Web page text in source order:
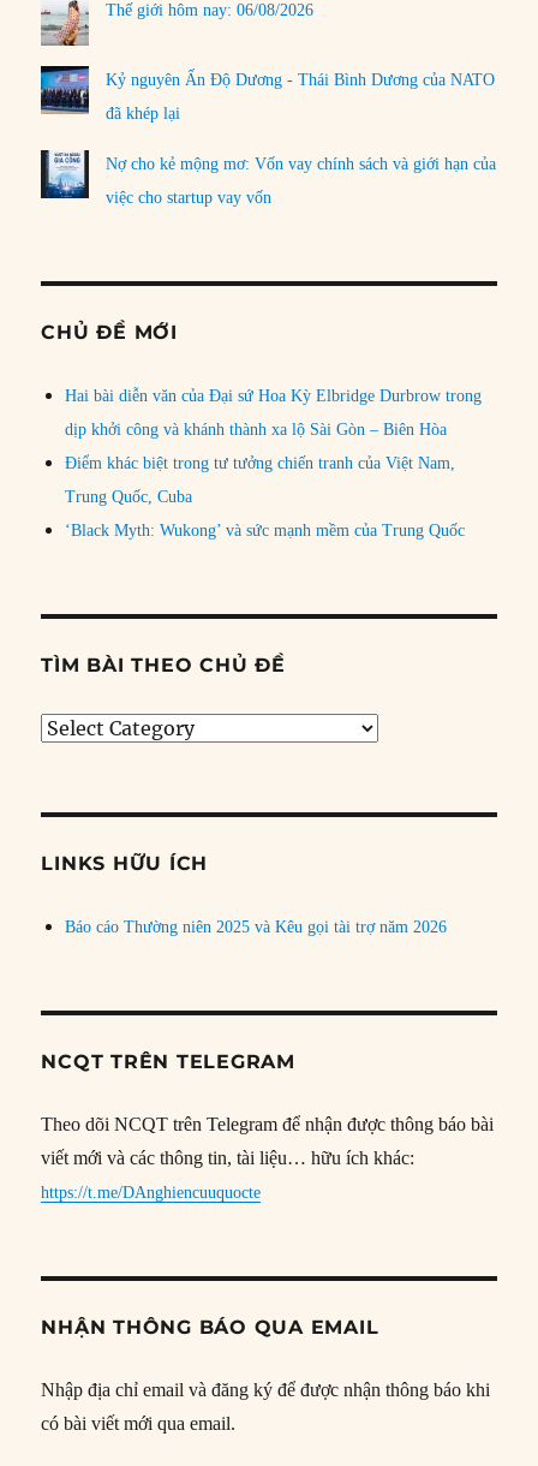
Thế giới hôm nay: 06/08/2026
Kỷ nguyên Ấn Độ Dương - Thái Bình Dương của NATO
đã khép lại
Nợ cho kẻ mộng mơ: Vốn vay chính sách và giới hạn của
việc cho startup vay vốn
CHỦ ĐỀ MỚI
Hai bài diễn văn của Đại sứ Hoa Kỳ Elbridge Durbrow trong
dịp khởi công và khánh thành xa lộ Sài Gòn – Biên Hòa
Điểm khác biệt trong tư tưởng chiến tranh của Việt Nam,
Trung Quốc, Cuba
‘Black Myth: Wukong’ và sức mạnh mềm của Trung Quốc
TÌM BÀI THEO CHỦ ĐỀ
Tìm
đề
LINKS HỮU ÍCH
Báo cáo Thường niên 2025 và Kêu gọi tài trợ năm 2026
NCQT TRÊN TELEGRAM
Theo dõi NCQT trên Telegram để nhận được thông báo bài
viết mới và các thông tin, tài liệu… hữu ích khác:
https://t.me/DAnghiencuuquocte
NHẬN THÔNG BÁO QUA EMAIL
Nhập địa chỉ email và đăng ký để được nhận thông báo khi
có bài viết mới qua email.